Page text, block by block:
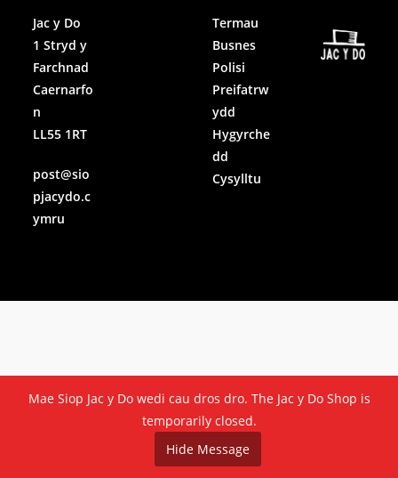
Jac y Do
1 Stryd y
Farchnad
Caernarfo
n
LL55 1RT
post@sio
pjacydo.c
ymru
Termau
Busnes
Polisi
Preifatrw
ydd
Hygyrche
dd
Cysylltu
Mae Siop Jac y Do wedi cau dros dro. The Jac y Do Shop is
temporarily closed.
Hide Message